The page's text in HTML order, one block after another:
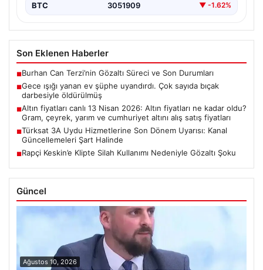
BTC 3051909 ▼ -1.62%
Son Eklenen Haberler
■Burhan Can Terzi’nin Gözaltı Süreci ve Son Durumları
■Gece ışığı yanan ev şüphe uyandırdı. Çok sayıda bıçak
darbesiyle öldürülmüş
■Altın fiyatları canlı 13 Nisan 2026: Altın fiyatları ne kadar oldu?
Gram, çeyrek, yarım ve cumhuriyet altını alış satış fiyatları
■Türksat 3A Uydu Hizmetlerine Son Dönem Uyarısı: Kanal
Güncellemeleri Şart Halinde
■Rapçi Keskin’e Klipte Silah Kullanımı Nedeniyle Gözaltı Şoku
Güncel
Ağustos 10, 2026